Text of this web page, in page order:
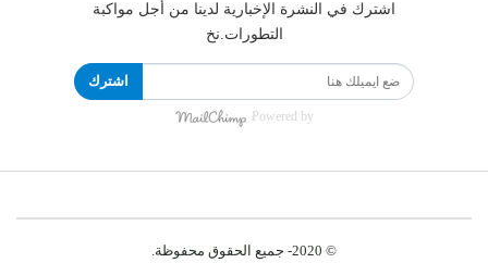
اشترك في النشرة الإخبارية لدينا من أجل مواكبة
التطورات.نخ
اشترك
Powered by
© 2020- جميع الحقوق محفوظة.